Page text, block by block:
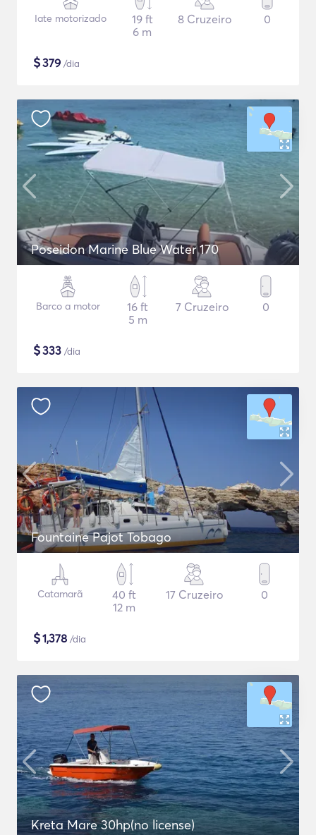
Iate motorizado
19 ft
6 m
8 Cruzeiro 0
$379 /dia
Poseidon Marine Blue Water 170
Barco a motor
16 ft
5 m
7 Cruzeiro 0
$333 /dia
Fountaine Pajot Tobago
Catamarã
40 ft
12 m
17 Cruzeiro 0
$1,378 /dia
Kreta Mare 30hp(no license)